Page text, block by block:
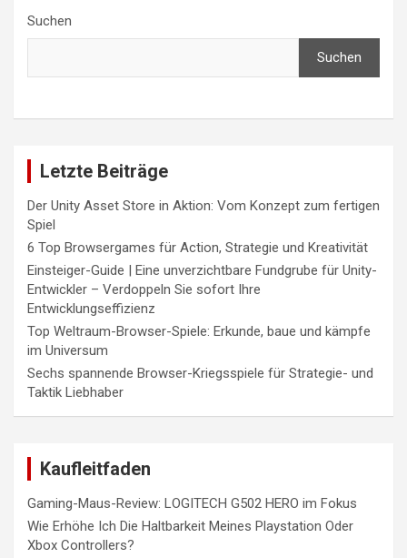
Suchen
Suchen
Letzte Beiträge
Der Unity Asset Store in Aktion: Vom Konzept zum fertigen
Spiel
6 Top Browsergames für Action, Strategie und Kreativität
Einsteiger-Guide | Eine unverzichtbare Fundgrube für Unity-
Entwickler – Verdoppeln Sie sofort Ihre
Entwicklungseffizienz
Top Weltraum-Browser-Spiele: Erkunde, baue und kämpfe
im Universum
Sechs spannende Browser-Kriegsspiele für Strategie- und
Taktik Liebhaber
Kaufleitfaden
Gaming-Maus-Review: LOGITECH G502 HERO im Fokus
Wie Erhöhe Ich Die Haltbarkeit Meines Playstation Oder
Xbox Controllers?